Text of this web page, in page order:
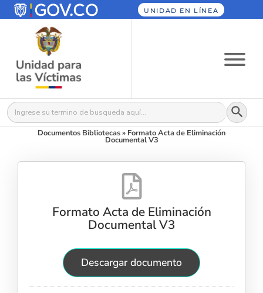
UNIDAD EN LÍNEA
Buscar: Botón
Documentos Bibliotecas» Formato Acta de Eliminación
Documental V3
Formato Acta de Eliminación
Documental V3
Descargar documento